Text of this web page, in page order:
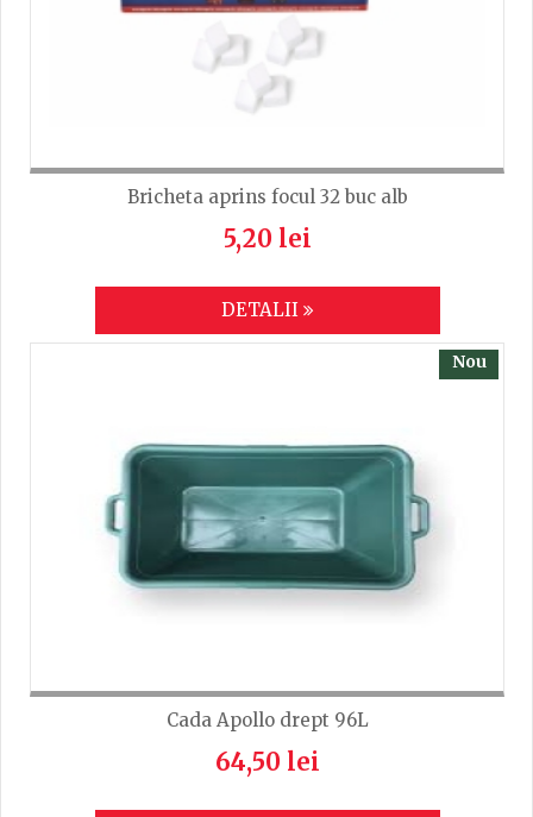
Bricheta aprins focul 32 buc alb
5,20 lei
DETALII
Nou
Cada Apollo drept 96L
64,50 lei